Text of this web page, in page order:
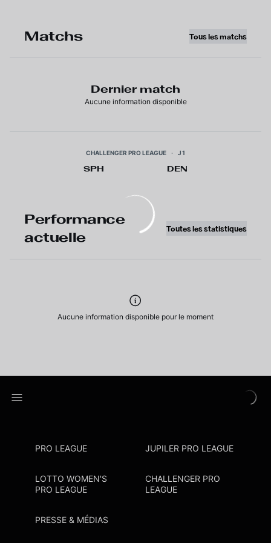
Matchs Tous les matchs
Dernier match
Aucune information disponible
CHALLENGER PRO LEAGUE · J1
SPH DEN
Performance
actuelle
Toutes les statistiques
Aucune information disponible pour le moment
PRO LEAGUE JUPILER PRO LEAGUE
LOTTO WOMEN'S
PRO LEAGUE
CHALLENGER PRO
LEAGUE
PRESSE & MÉDIAS